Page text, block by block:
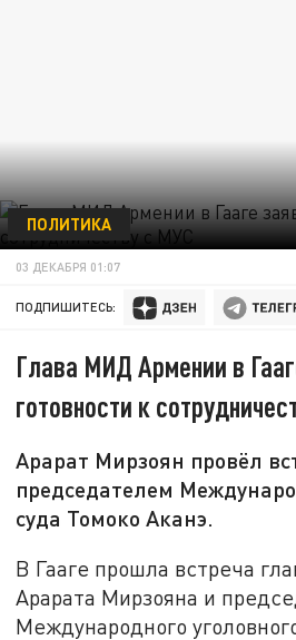
ПОЛИТИКА
03 ДЕКАБРЯ 01:07
ПОДПИШИТЕСЬ:
Глава МИД Армении в
готовности к
Арарат Мирзоян провёл
председателем
суда Томоко Аканэ.
В Гааге прошла встреча
Арарата Мирзояна и
Международного